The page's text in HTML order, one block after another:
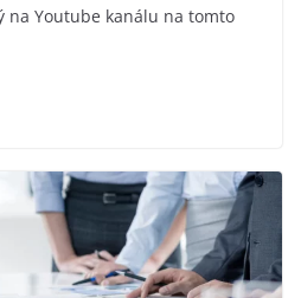
Youtube kanálu na tomto